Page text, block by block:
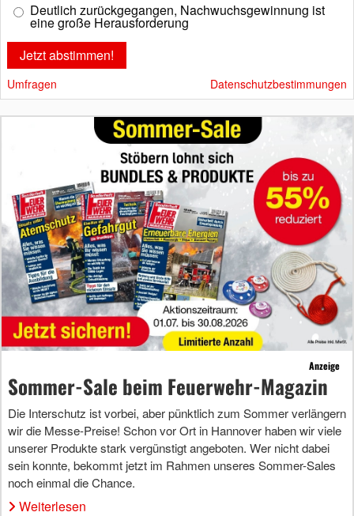
Deutlich zurückgegangen, Nachwuchsgewinnung ist
eine große Herausforderung
Umfragen Datenschutzbestimmungen
Anzeige
Sommer-Sale beim Feuerwehr-Magazin
Die Interschutz ist vorbei, aber pünktlich zum Sommer verlängern
wir die Messe-Preise! Schon vor Ort in Hannover haben wir viele
unserer Produkte stark vergünstigt angeboten. Wer nicht dabei
sein konnte, bekommt jetzt im Rahmen unseres Sommer-Sales
noch einmal die Chance.
Weiterlesen